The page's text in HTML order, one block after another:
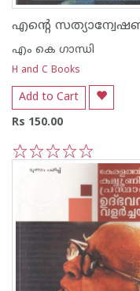
എം കെ ഗാന്ധി
H and C Books
Add to Cart
Rs 150.00
5
3
2